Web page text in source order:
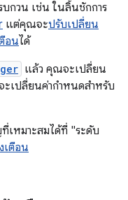
บกวน เช่น ในลิ้นชักการ
แต่คุณจะปรับเปลี่ยน
อนได้
แล้ว คุณจะเปลี่ยน
ะเปลี่ยนค่ากำหนดสำหรับ
เหมาะสมได้ที่ "ระดับ
เตือน